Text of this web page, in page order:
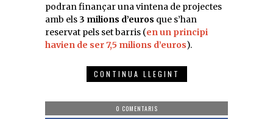
podran finançar una vintena de projectes
amb els 3 milions d’euros que s’han
reservat pels set barris (en un principi
havien de ser 7,5 milions d’euros).
CONTINUA LLEGINT
0 COMENTARIS